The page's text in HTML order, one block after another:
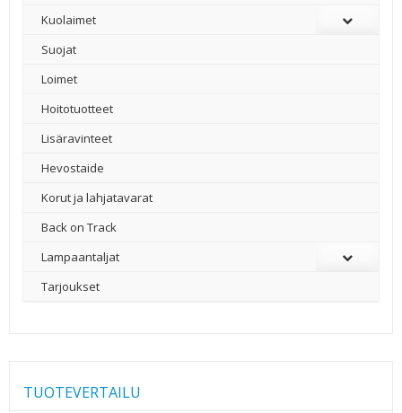
Kuolaimet
Suojat
Loimet
Hoitotuotteet
Lisäravinteet
Hevostaide
Korut ja lahjatavarat
Back on Track
Lampaantaljat
Tarjoukset
TUOTEVERTAILU